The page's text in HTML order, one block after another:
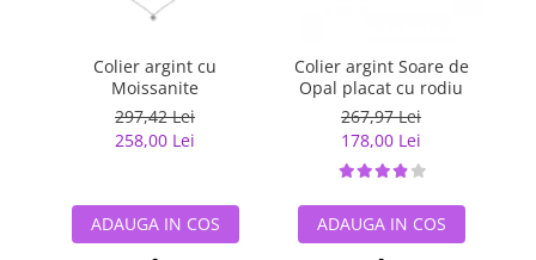
Colier argint cu
Moissanite
297,42 Lei
258,00 Lei
ADAUGA IN COS
Colier argint Soare de
Opal placat cu rodiu
267,97 Lei
178,00 Lei
ADAUGA IN COS